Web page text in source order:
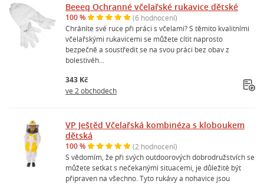
Beeeq Ochranné včelařské rukavice dětské
100 %
(6 hodnocení)
Chráníte své ruce při práci s včelami? S těmito kvalitními
včelařskými rukavicemi se můžete cítit naprosto
bezpečně a soustředit se na svou práci bez obav z
bolestivéh...
343 Kč
ve 2 obchodech
VP Ještěd Včelařská kombinéza s kloboukem
dětská
100 %
(2 hodnocení)
S vědomím, že při svých outdoorových dobrodružstvích se
můžete setkat s nečekanými situacemi, je důležité být
připraven na všechno. Tyto rukávy a nohavice jsou